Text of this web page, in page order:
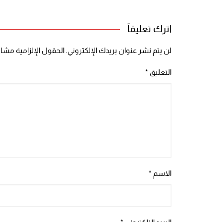
اترك تعليقاً
لن يتم نشر عنوان بريدك الإلكتروني. الحقول الإلزامية مشار
التعليق *
الاسم *